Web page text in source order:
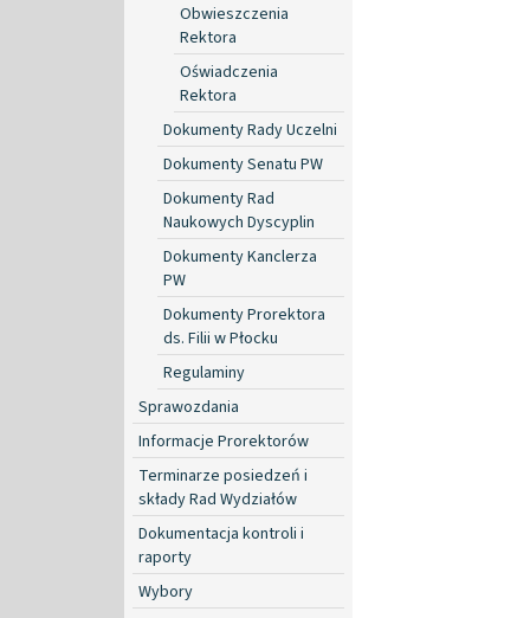
Obwieszczenia
Rektora
Oświadczenia
Rektora
Dokumenty Rady Uczelni
Dokumenty Senatu PW
Dokumenty Rad
Naukowych Dyscyplin
Dokumenty Kanclerza
PW
Dokumenty Prorektora
ds. Filii w Płocku
Regulaminy
Sprawozdania
Informacje Prorektorów
Terminarze posiedzeń i
składy Rad Wydziałów
Dokumentacja kontroli i
raporty
Wybory